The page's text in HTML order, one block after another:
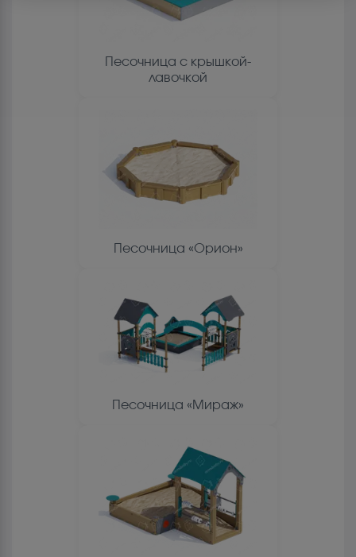
Песочница с крышкой-
лавочкой
Песочница «Орион»
Песочница «Мираж»